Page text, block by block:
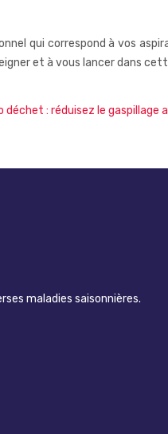
qui correspond à vos
et à vous lancer dans
déchet : réduisez le gaspillage
maladies saisonnières.